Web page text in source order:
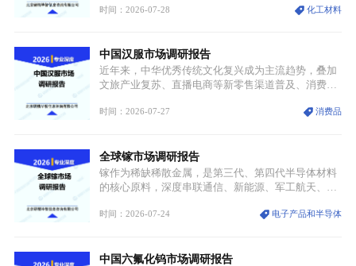
停产，行业长期维持寡头垄断的供应链格局彻底瓦
价无市”的供给真空，并沿高频覆铜板、PCB电路板向
AI服务器、5G基站等高端电子终端持续传导，全产业
链生产、成本、交付均承受巨大压力。
时间：2026-07-28 化工材料
中国汉服市场调研报告
近年来，中华优秀传统文化复兴成为主流趋势，叠加
文旅产业复苏、直播电商等新零售渠道普及、消费群
服不再局限于传统节日、古风活动等小众场景，逐步
重要载体。同时，行业标准落地、生产技术升级、原
创设计能力提升，进一步夯实产业发展根基，吸引传
统服饰品牌、文旅企业等跨界入局，市场活力持续释
时间：2026-07-27 消费品
全球镓市场调研报告
镓作为稀缺稀散金属，是第三代、第四代半导体材料
的核心原料，深度串联通信、新能源、军工航天、光
与大国科技博弈的关键战略资源。镓并非传统大宗金
领域渗透”的战略体系，成为全球科技产业运转的刚
时间：2026-07-24 电子产品和半导体
中国六氟化钨市场调研报告